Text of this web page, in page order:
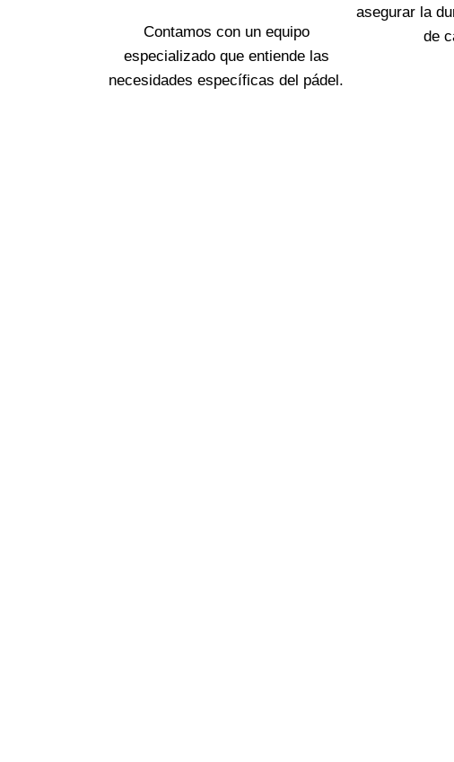
Contamos con un equipo
especializado que entiende las
necesidades específicas del pádel.
asegurar la
de